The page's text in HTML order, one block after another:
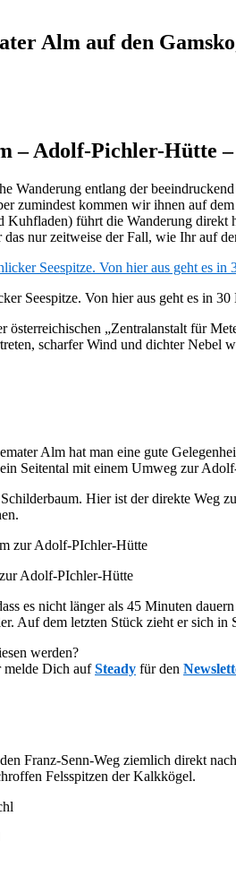
Alm auf den
– Adolf-Pichler-Hütte
Wanderung entlang der
zumindest kommen wir ihnen auf
führt die Wanderung
nur zeitweise der Fall, wie Ihr auf
Seespitze. Von hier aus geht es in
„Zentralanstalt für
scharfer Wind und dichter
Alm hat man eine gute
Seitental mit einem Umweg zur
Hier ist der direkte Weg
Adolf-PIchler-Hütte
es nicht länger als 45 Minuten
Auf dem letzten Stück zieht er sich
werden?
melde Dich aufSteady für den
Franz-Senn-Weg ziemlich direkt
Felsspitzen der Kalkkögel.